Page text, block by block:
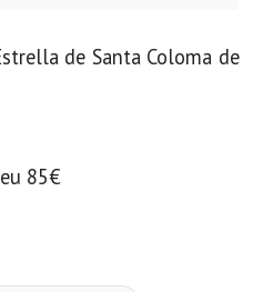
de Santa Coloma de
85€